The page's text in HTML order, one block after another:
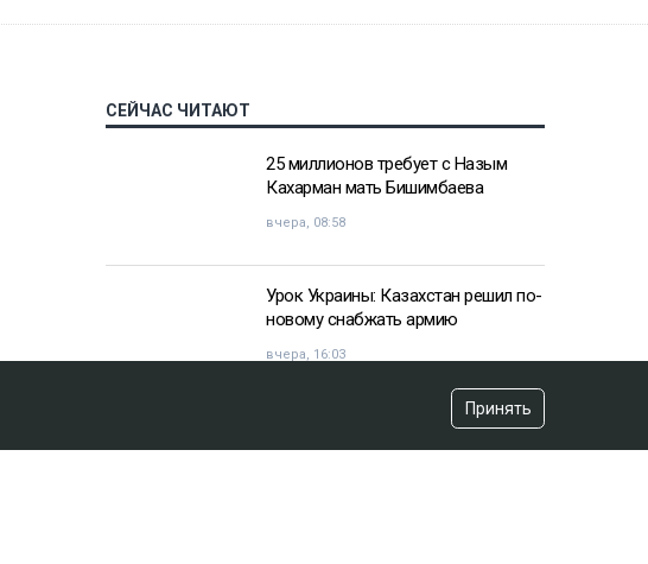
СЕЙЧАС ЧИТАЮТ
25 миллионов требует с Назым
Кахарман мать Бишимбаева
вчера, 08:58
Урок Украины: Казахстан решил по-
новому снабжать армию
вчера, 16:03
«Хотела покончить с собой»:
девочка подверглась травле после
Принять